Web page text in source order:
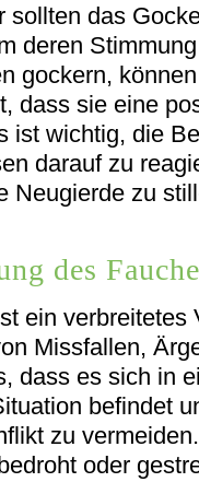
sollten das
deren
gockern,
dass sie eine
ist wichtig, die
darauf zu
Neugierde zu
des
ein
Missfallen,
dass es sich in
befindet
zu
oder